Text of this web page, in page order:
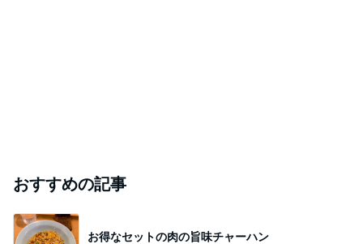
おすすめの記事
お得なセットの肉の旨味チャーハン